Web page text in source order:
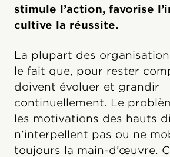
stimule l’action, favorise
cultive la réussite.
La plupart des
le fait que, pour rester
doivent évoluer et grandir
continuellement. Le
les motivations des hauts
n’interpellent pas ou ne
toujours la main-d’œuvre.